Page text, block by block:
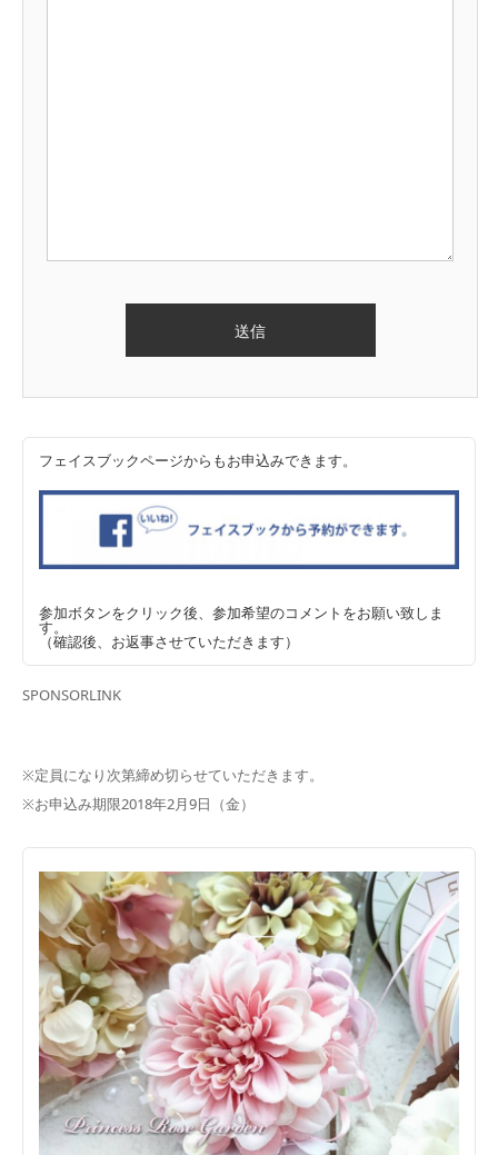
フェイスブックページからもお申込みできます。
参加ボタンをクリック後、参加希望のコメントをお願い致しま
す。
（確認後、お返事させていただきます）
SPONSORLINK
※定員になり次第締め切らせていただきます。
※お申込み期限2018年2月9日（金）